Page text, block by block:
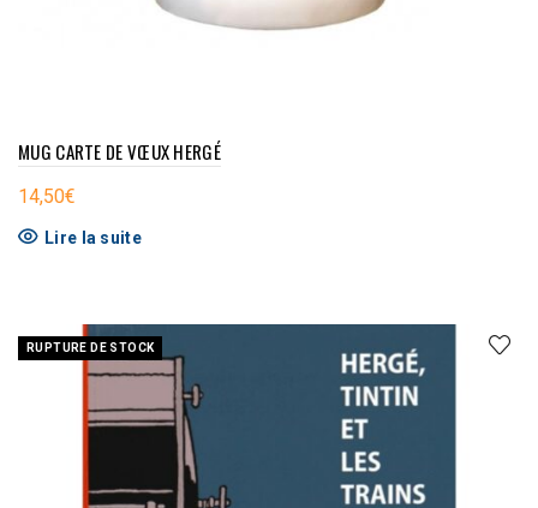
MUG CARTE DE VŒUX HERGÉ
14,50€
Lire la suite
RUPTURE DE STOCK